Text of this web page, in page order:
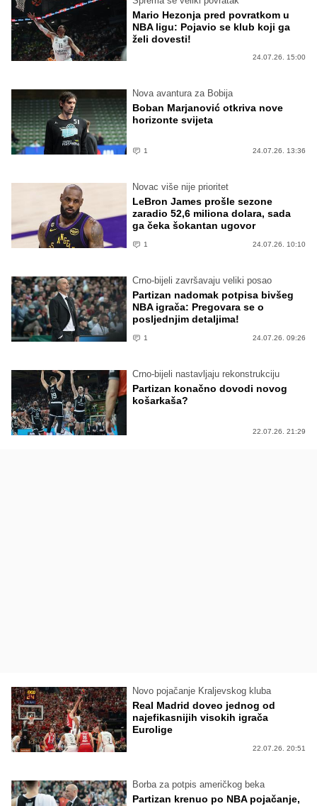
Mario Hezonja pred povratkom u
NBA ligu: Pojavio se klub koji ga
želi dovesti!
24.07.26. 15:00
Nova avantura za Bobija
Boban Marjanović otkriva nove
horizonte svijeta
1 24.07.26. 13:36
Novac više nije prioritet
LeBron James prošle sezone
zaradio 52,6 miliona dolara, sada
ga čeka šokantan ugovor
1 24.07.26. 10:10
Crno-bijeli završavaju veliki posao
Partizan nadomak potpisa bivšeg
NBA igrača: Pregovara se o
posljednjim detaljima!
1 24.07.26. 09:26
Crno-bijeli nastavljaju rekonstrukciju
Partizan konačno dovodi novog
košarkaša?
22.07.26. 21:29
Novo pojačanje Kraljevskog kluba
Real Madrid doveo jednog od
najefikasnijih visokih igrača
Eurolige
22.07.26. 20:51
Borba za potpis američkog beka
Partizan krenuo po NBA pojačanje,